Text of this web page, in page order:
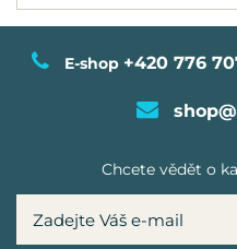
E-shop +420 776
Chcete vědět o